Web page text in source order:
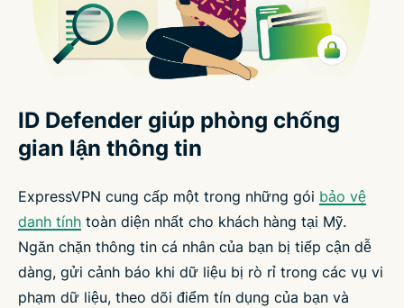
ID Defender giúp phòng chống
gian lận thông tin
ExpressVPN cung cấp một trong những gói bảo vệ
danh tính toàn diện nhất cho khách hàng tại Mỹ.
Ngăn chặn thông tin cá nhân của bạn bị tiếp cận dễ
dàng, gửi cảnh báo khi dữ liệu bị rò rỉ trong các vụ vi
phạm dữ liệu, theo dõi điểm tín dụng của bạn và